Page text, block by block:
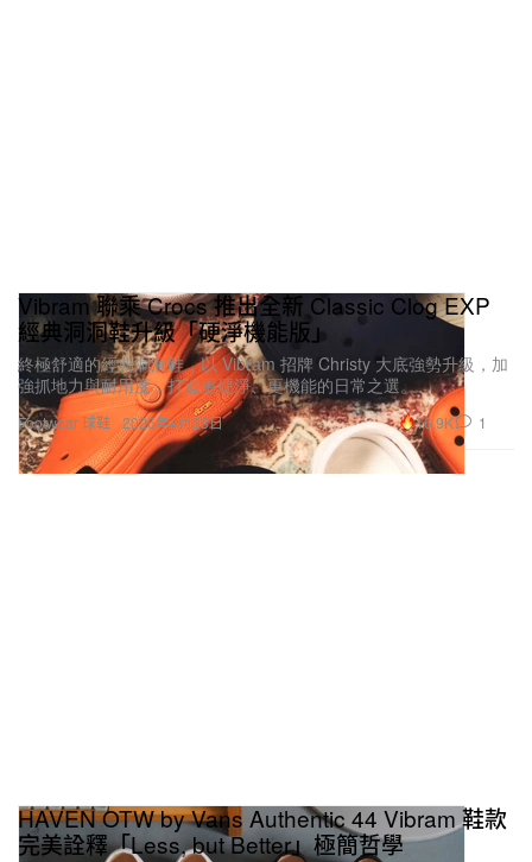
Footwear 球鞋
Vibram 聯乘 Crocs 推出全新 Classic Clog EXP
經典洞洞鞋升級「硬淨機能版」
終極舒適的經典洞洞鞋，以 Vibram 招牌 Christy 大底強勢升級，加
強抓地力與耐用度，打造更硬淨、更機能的日常之選。
2026年4月23日 16.9K 1
HAVEN OTW by Vans Authentic 44 Vibram 鞋款
完美詮釋「Less, but Better」極簡哲學